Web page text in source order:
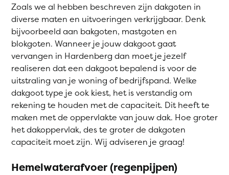
Zoals we al hebben beschreven zijn dakgoten in
diverse maten en uitvoeringen verkrijgbaar. Denk
bijvoorbeeld aan bakgoten, mastgoten en
blokgoten. Wanneer je jouw dakgoot gaat
vervangen in Hardenberg dan moet je jezelf
realiseren dat een dakgoot bepalend is voor de
uitstraling van je woning of bedrijfspand. Welke
dakgoot type je ook kiest, het is verstandig om
rekening te houden met de capaciteit. Dit heeft te
maken met de oppervlakte van jouw dak. Hoe groter
het dakoppervlak, des te groter de dakgoten
capaciteit moet zijn. Wij adviseren je graag!
Hemelwaterafvoer (regenpijpen)